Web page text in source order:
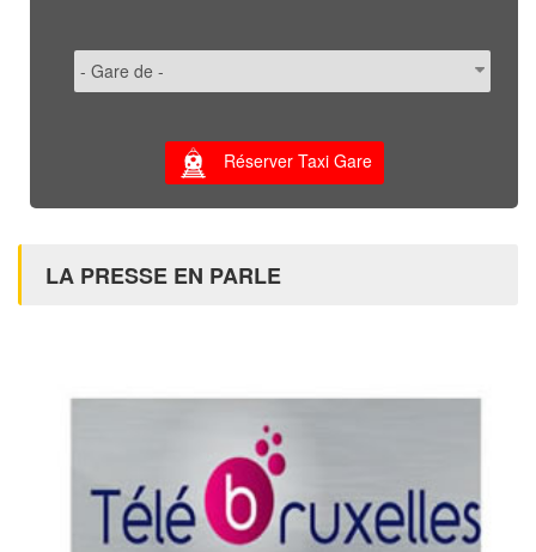
Réserver Taxi Gare
LA PRESSE EN PARLE